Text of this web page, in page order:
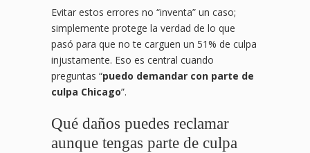
Evitar estos errores no “inventa” un caso;
simplemente protege la verdad de lo que
pasó para que no te carguen un 51% de culpa
injustamente. Eso es central cuando
preguntas “puedo demandar con parte de
culpa Chicago”.
Qué daños puedes reclamar
aunque tengas parte de culpa